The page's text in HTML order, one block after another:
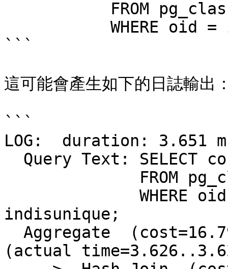
```
這可能會產生如下的日誌輸出
```
LOG:  duration: 3.651
indisunique;
(actual